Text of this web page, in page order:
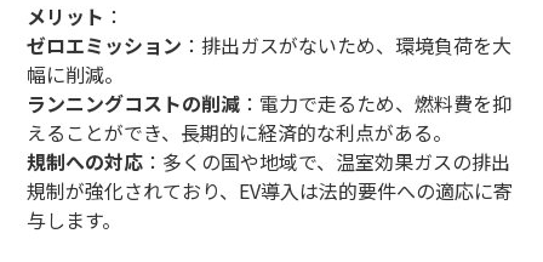
メリット ：
ゼロエミッション ：排出ガスがないため、環境負荷を大
幅に削減。
ランニングコストの削減 ：電力で走るため、燃料費を抑
えることができ、長期的に経済的な利点がある。
規制への対応 ：多くの国や地域で、温室効果ガスの排出
規制が強化されており、EV導入は法的要件への適応に寄
与します。